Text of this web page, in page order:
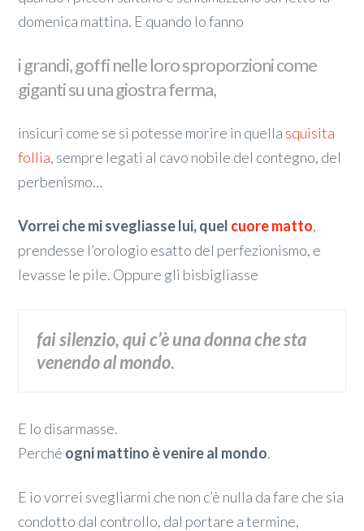
domenica mattina. E quando lo fanno
i grandi, goffi nelle loro sproporzioni come
giganti su una giostra ferma,
insicuri come se si potesse morire in quella squisita
follia, sempre legati al cavo nobile del contegno, del
perbenismo…
Vorrei che mi svegliasse lui, quel cuore matto,
prendesse l’orologio esatto del perfezionismo, e
levasse le pile. Oppure gli bisbigliasse
fai silenzio, qui c’è una donna che sta
venendo al mondo.
E lo disarmasse.
Perché ogni mattino è venire al mondo.
E io vorrei svegliarmi che non c’è nulla da fare che sia
condotto dal controllo, dal portare a termine,